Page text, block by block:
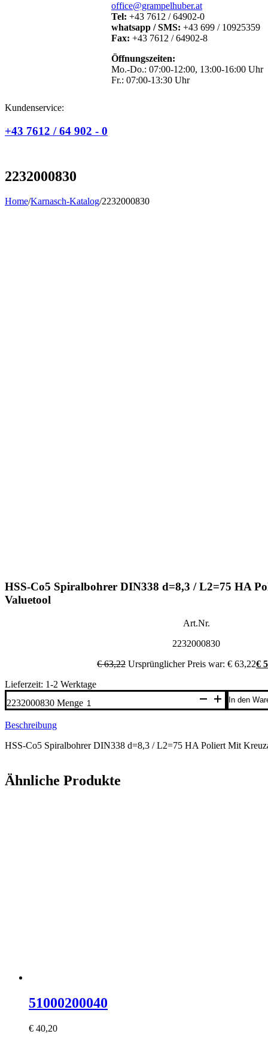
office@grampelhuber.at
Tel: +43 7612 / 64902-0
whatsapp / SMS: +43 699 / 10925359
Fax: +43 7612 / 64902-8
Öffnungszeiten:
Mo.-Do.: 07:00-12:00, 13:00-16:00 Uhr
Fr.: 07:00-13:30 Uhr
Kundenservice:
+43 7612 / 64 902 - 0
2232000830
Home/Karnasch-Katalog/2232000830
HSS-Co5 Spiralbohrer DIN338 d=8,3 / L2=75 HA
Valuetool
Art.Nr.
2232000830
€63,22 Ursprünglicher Preis war: € 63,22€
Lieferzeit: 1-2 Werktage
2232000830 Menge
In den
Beschreibung
HSS-Co5 Spiralbohrer DIN338 d=8,3 / L2=75 HA Poliert Mit
Ähnliche Produkte
51000200040
€ 40,20